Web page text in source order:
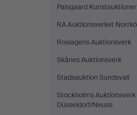
Palsgaard Kunstauktioner
RA Auktionsverket
Roslagens Auktionsverk
Skånes Auktionsverk
Stadsauktion Sundsvall
Stockholms Auktionsverk
Düsseldorf/Neuss